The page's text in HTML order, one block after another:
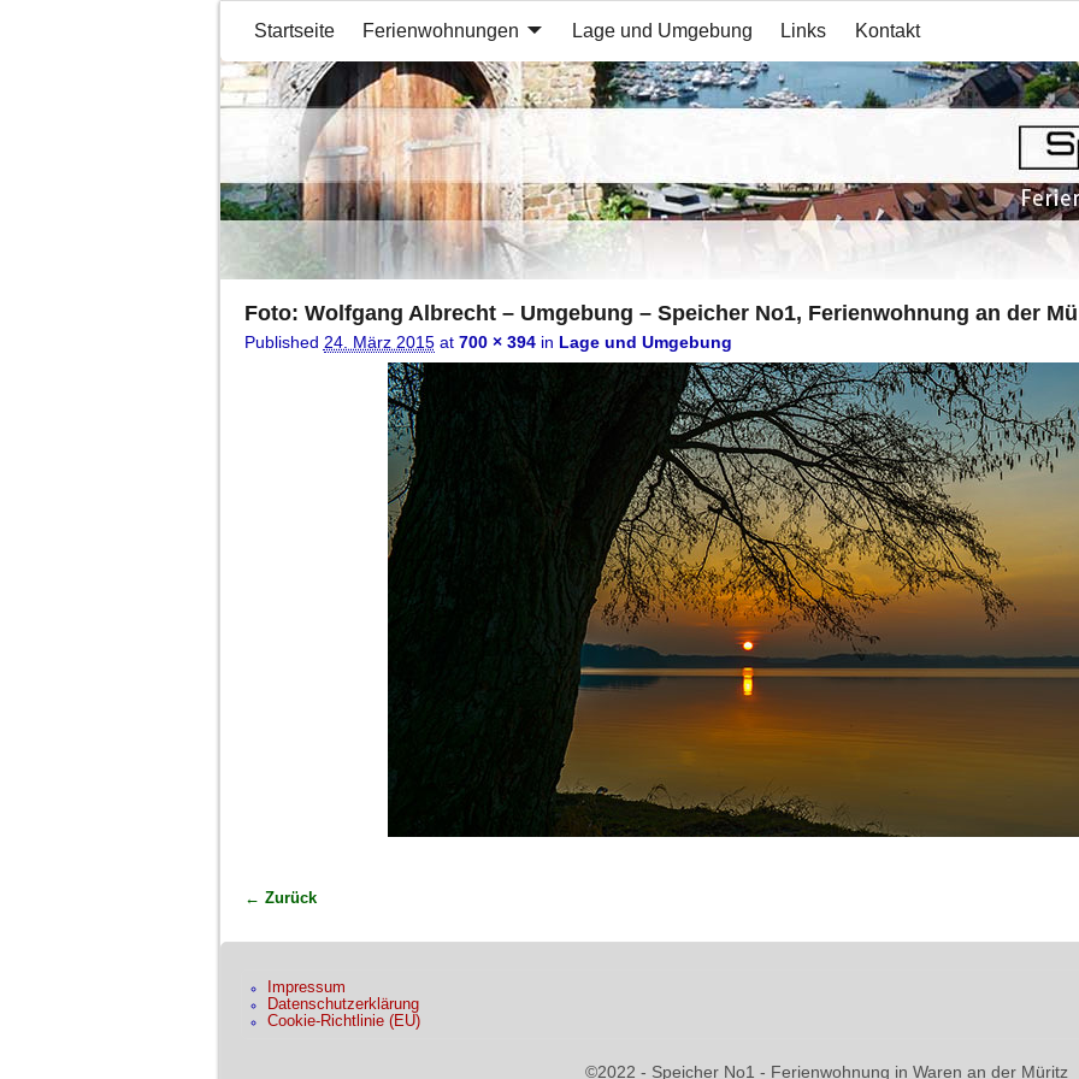
Startseite Ferienwohnungen Lage und Umgebung Links Kontakt
Foto: Wolfgang Albrecht – Umgebung – Speicher No1, Ferienwohnung an der
Published 24. März 2015at 700 × 394in Lage und Umgebung
← Zurück
Impressum
Datenschutzerklärung
Cookie-Richtlinie (EU)
©2022 - Speicher No1 - Ferienwohnung in Waren an der Müritz